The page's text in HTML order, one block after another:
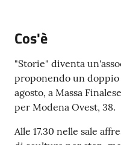
e
e
t
e
o
Cos'è
"Storie" diventa
proponendo un doppio
agosto, a Massa
per Modena Ovest, 38.
Alle 17.30 nelle sale